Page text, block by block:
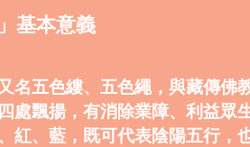
基本意義
名五色縷、五色繩，與藏傳佛
處飄揚，有消除業障、利益眾
紅、藍，既可代表陰陽五行，